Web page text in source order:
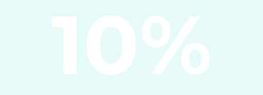
10%